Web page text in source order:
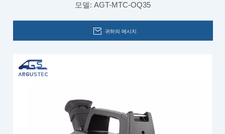
모델: AGT-MTC-OQ35
귀하의 메시지